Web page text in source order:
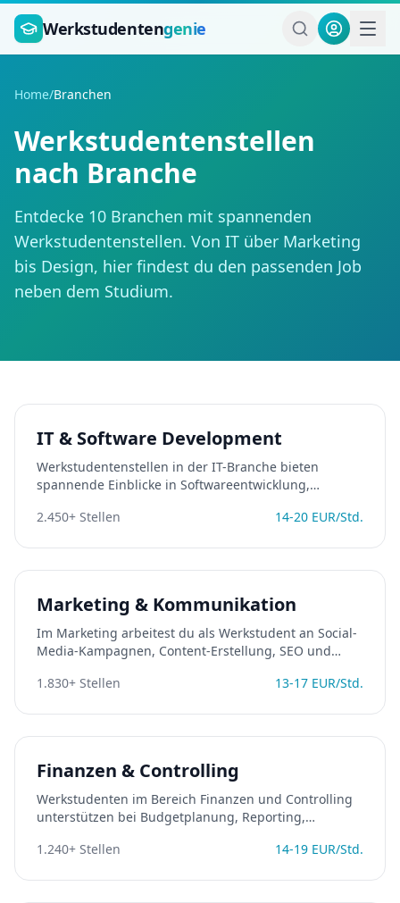
Zum Hauptinhalt springen
Werkstudentengenie
Home/Branchen
Werkstudentenstellen
nach Branche
Entdecke 10 Branchen mit spannenden
Werkstudentenstellen. Von IT über Marketing
bis Design, hier findest du den passenden Job
neben dem Studium.
IT & Software Development
Werkstudentenstellen in der IT-Branche bieten
spannende Einblicke in Softwareentwicklung,
Technologien. Ideal für Informatik- und
2.450+ Stellen 14-20 EUR/Std.
Marketing & Kommunikation
Im Marketing arbeitest du als Werkstudent an Social-
Media-Kampagnen, Content-Erstellung, SEO und
Kommunikationswissenschaft, BWL oder Medien.
1.830+ Stellen 13-17 EUR/Std.
Finanzen & Controlling
Werkstudenten im Bereich Finanzen und Controlling
unterstützen bei Budgetplanung, Reporting,
und VWL-Studierende mit Zahlenaffinität.
1.240+ Stellen 14-19 EUR/Std.